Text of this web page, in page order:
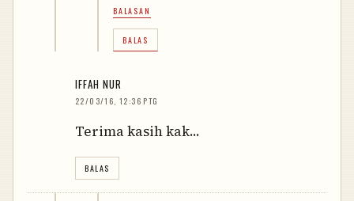
BALASAN
BALAS
IFFAH NUR
22/03/16, 12:36 PTG
Terima kasih kak...
BALAS